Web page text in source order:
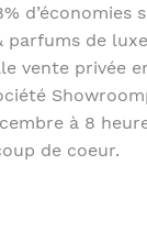
d’économies
de
vente privée
à 8
de coeur.